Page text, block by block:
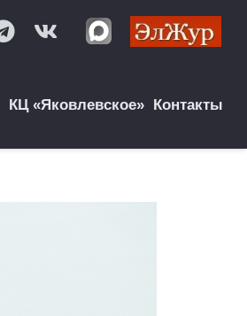
КЦ «Яковлевское» Контакты